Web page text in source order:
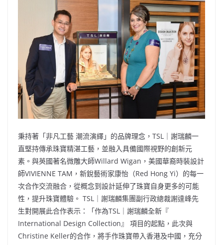
秉持著「非凡工藝 潮流演繹」的品牌理念，TSL｜謝瑞麟一
直堅持傳承珠寶精湛工藝，並融入具備國際視野的創新元
素。與英國著名微雕大師Willard Wigan，美國華裔時裝設計
師VIVIENNE TAM，新銳藝術家康怡（Red Hong Yi）的每一
次合作交流融合，從概念到設計延伸了珠寶自身更多的可能
性，提升珠寶體驗。 TSL｜謝瑞麟集團副行政總裁謝達峰先
生對開展此合作表示：「作為TSL｜謝瑞麟全新『
International Design Collection』 項目的起點，此次與
Christine Keller的合作，將手作珠寶帶入香港及中國，充分